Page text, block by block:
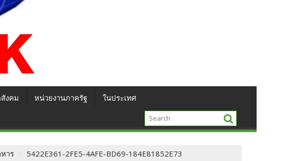
งคม หน่วยงานภาครัฐ ในประเทศ
าร 5422E361-2FE5-4AFE-BD69-184E81852E73